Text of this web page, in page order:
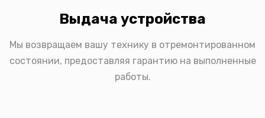
Выдача устройства
Мы возвращаем вашу технику в отремонтированном
состоянии, предоставляя гарантию на выполненные
работы.